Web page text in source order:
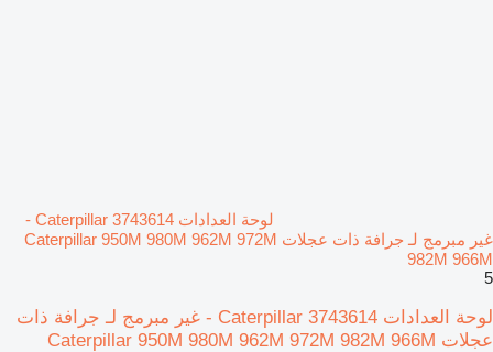
لوحة العدادات Caterpillar 3743614 -
غير مبرمج لـ جرافة ذات عجلات Caterpillar 950M 980M 962M 972M
982M 966M
5
لوحة العدادات Caterpillar 3743614 - غير مبرمج لـ جرافة ذات
عجلات Caterpillar 950M 980M 962M 972M 982M 966M